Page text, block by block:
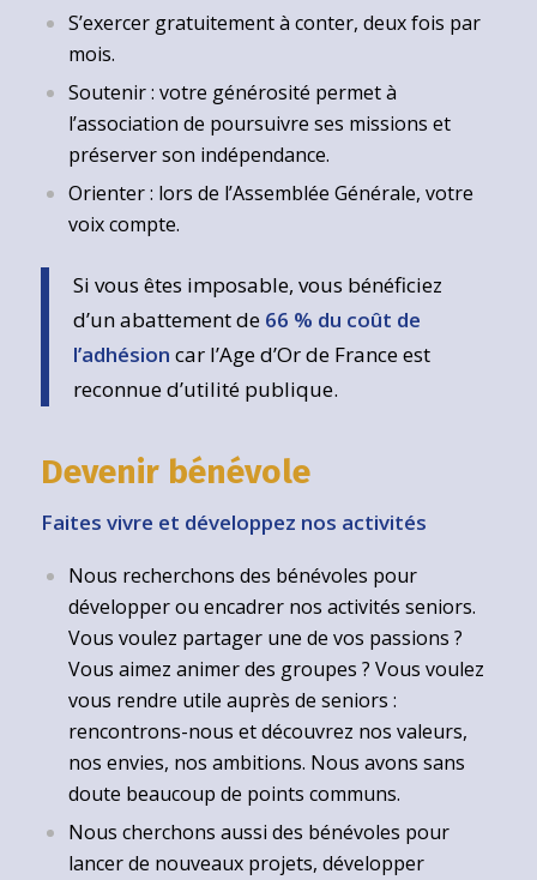
S’exercer gratuitement à conter, deux fois par
mois.
Soutenir : votre générosité permet à
l’association de poursuivre ses missions et
préserver son indépendance.
Orienter : lors de l’Assemblée Générale, votre
voix compte.
Si vous êtes imposable, vous bénéficiez
d’un abattement de 66 % du coût de
l’adhésion car l’Age d’Or de France est
reconnue d’utilité publique.
Devenir bénévole
Faites vivre et développez nos activités
Nous recherchons des bénévoles pour
développer ou encadrer nos activités seniors.
Vous voulez partager une de vos passions ?
Vous aimez animer des groupes ? Vous voulez
vous rendre utile auprès de seniors :
rencontrons-nous et découvrez nos valeurs,
nos envies, nos ambitions. Nous avons sans
doute beaucoup de points communs.
Nous cherchons aussi des bénévoles pour
lancer de nouveaux projets, développer